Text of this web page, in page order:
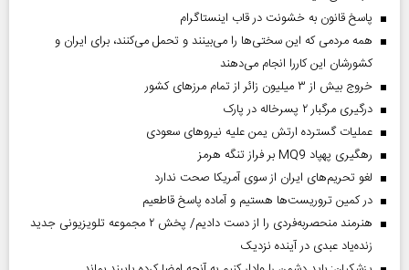
پاسخ قانون به خشونت در قاب اینستاگرام
همه مردمی که این سختی‌ها را می‌بینند و تحمل می‌کنند، برای ایران و
کشورشان این کاررا انجام می‌دهند
خروج بیش از ۳ میلیون زائر از تمام مرز‌های کشور
درگیری مرگبار ۲ پسرخاله در پارک
عملیات گسترده ارتش یمن علیه نیروهای سعودی
رهگیری پهپاد MQ9 بر فراز تنگه هرمز
لغو تحریم‌های ایران از سوی آمریکا صحت ندارد
در کمین تروریست‌ها هستیم و آماده پاسخ قاطعیم
هنرمند منحصر‌به‌فردی را از دست دادیم/ پخش ۲ مجموعه تلویزیونی جدید
زنده‌یاد عبدی در آینده نزدیک